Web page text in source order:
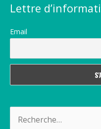
Lettre
Email